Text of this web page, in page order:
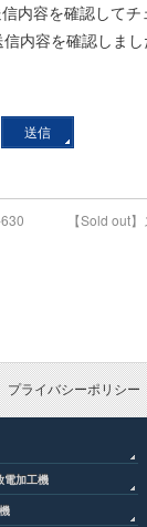
内容を確認してチ
信内容を確認しまし
【Sold out
プライバシーポリシー
電加工機